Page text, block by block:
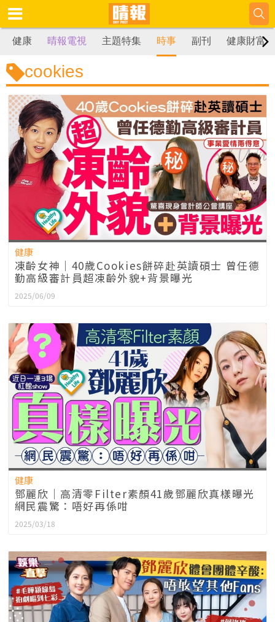
健康 晴報電視 主題特集 時事 副刊 健康財富
cookies
健康
凍齡女神｜40歲Cookies餅碎赴英讀碩士 曾任德
勤高級審計員超凍齡外貌+背景曝光
2025/06/09
健康
鄧麗欣｜高清零Filter素顏41歲鄧麗欣真樣曝光
網民震驚：唔好再係咁
2025/03/18